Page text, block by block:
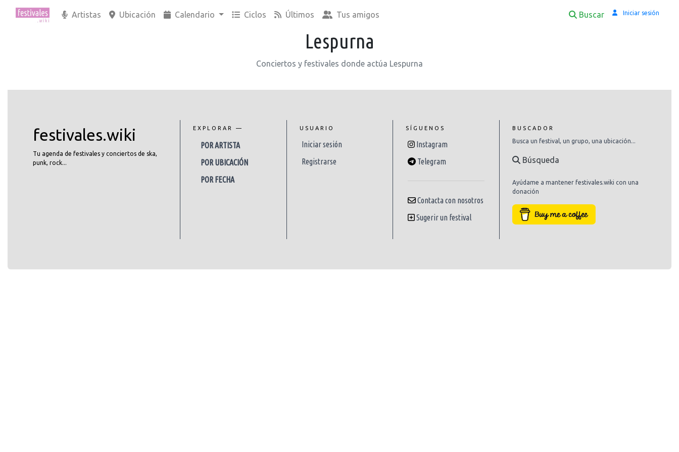
Artistas Ubicación Calendario Ciclos Últimos Tus amigos Buscar Iniciar sesión
Lespurna
Conciertos y festivales donde actúa Lespurna
festivales.wiki
Tu agenda de festivales y conciertos de ska,
punk, rock...
EXPLORAR —
POR ARTISTA
POR UBICACIÓN
POR FECHA
USUARIO
Iniciar sesión
Registrarse
SÍGUENOS
Instagram
Telegram
Contacta con nosotros
Sugerir un festival
BUSCADOR
Busca un festival, un grupo, una ubicación...
Búsqueda
Ayúdame a mantener festivales.wiki con una
donación